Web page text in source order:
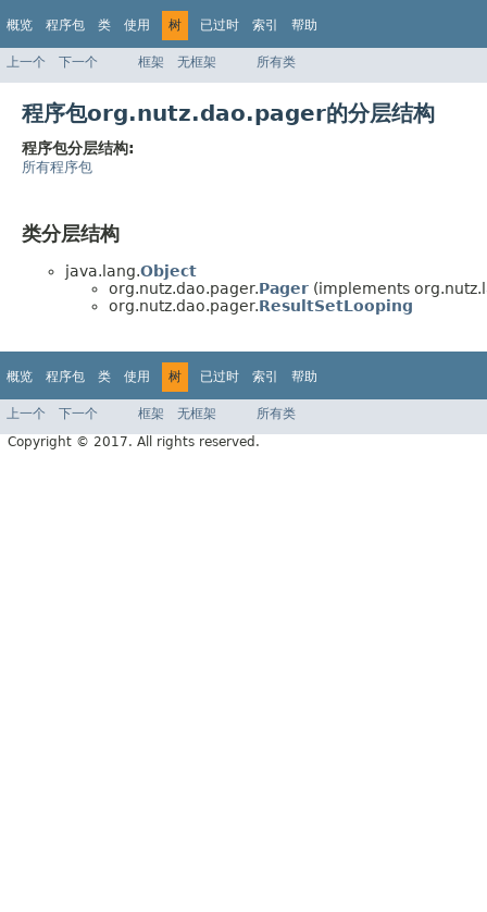
概览 程序包 类 使用 树 已过时 索引 帮助
上一个 下一个 框架 无框架 所有类
程序包org.nutz.dao.pager的分层结构
程序包分层结构:
所有程序包
类分层结构
java.lang.Object
org.nutz.dao.pager.Pager (implements
org.nutz.dao.pager.ResultSetLooping
概览 程序包 类 使用 树 已过时 索引 帮助
上一个 下一个 框架 无框架
所有类
Copyright © 2017. All rights reserved.